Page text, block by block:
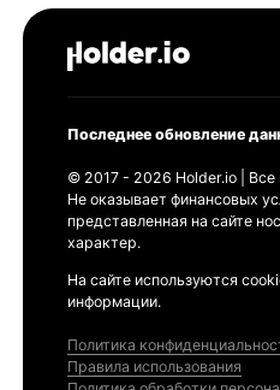
Последнее обновление
© 2017 - 2026 Holder.io |
Не оказывает финансовых
представленная на сайте
характер.
На сайте используются
информации.
Политика
Правила использования